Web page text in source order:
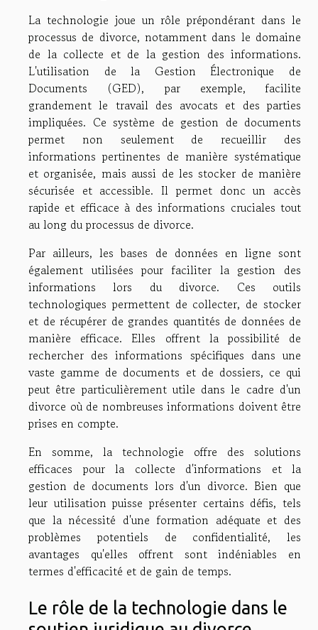
La technologie joue un rôle prépondérant dans le
processus de divorce, notamment dans le domaine
de la collecte et de la gestion des informations.
L'utilisation de la Gestion Électronique de
Documents (GED), par exemple, facilite
grandement le travail des avocats et des parties
impliquées. Ce système de gestion de documents
permet non seulement de recueillir des
informations pertinentes de manière systématique
et organisée, mais aussi de les stocker de manière
sécurisée et accessible. Il permet donc un accès
rapide et efficace à des informations cruciales tout
au long du processus de divorce.
Par ailleurs, les bases de données en ligne sont
également utilisées pour faciliter la gestion des
informations lors du divorce. Ces outils
technologiques permettent de collecter, de stocker
et de récupérer de grandes quantités de données de
manière efficace. Elles offrent la possibilité de
rechercher des informations spécifiques dans une
vaste gamme de documents et de dossiers, ce qui
peut être particulièrement utile dans le cadre d'un
divorce où de nombreuses informations doivent être
prises en compte.
En somme, la technologie offre des solutions
efficaces pour la collecte d'informations et la
gestion de documents lors d'un divorce. Bien que
leur utilisation puisse présenter certains défis, tels
que la nécessité d'une formation adéquate et des
problèmes potentiels de confidentialité, les
avantages qu'elles offrent sont indéniables en
termes d'efficacité et de gain de temps.
Le rôle de la technologie dans le